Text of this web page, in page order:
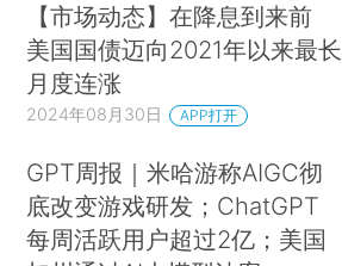
【市场动态】在降息到来前
美国国债迈向2021年以来最长
月度连涨
2024年08月30日 APP打开
GPT周报｜米哈游称AIGC彻
底改变游戏研发；ChatGPT
每周活跃用户超过2亿；美国